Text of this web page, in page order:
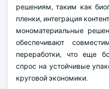
решениям, таким как
пленки, интеграция
мономатериальные
обеспечивают
переработки, что еще
спрос на устойчивые
круговой экономики.